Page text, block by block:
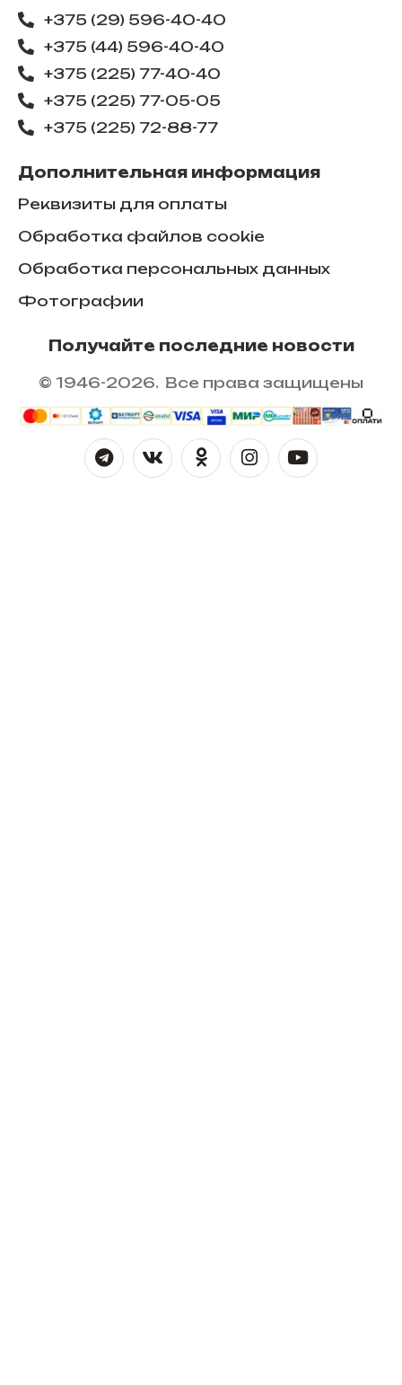
+375 (29) 596-40-40
+375 (44) 596-40-40
+375 (225) 77-40-40
+375 (225) 77-05-05
+375 (225) ​72-88-77
Дополнительная информация
Реквизиты для оплаты
Обработка файлов cookie
Обработка персональных данных
Фотографии
Получайте последние новости
© 1946-2026. Все права защищены